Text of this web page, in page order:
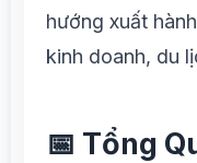
hướng xuất
kinh doanh, du
📅 Tổng